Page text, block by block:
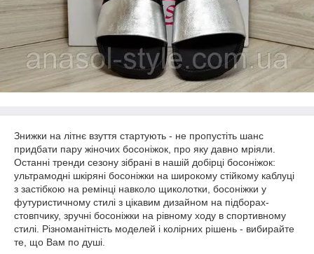
Знижки на літнє взуття стартують - не пропустіть шанс
придбати пару жіночих босоніжок, про яку давно мріяли.
Останні тренди сезону зібрані в нашій добірці босоніжок:
ультрамодні шкіряні босоніжки на широкому стійкому каблуці
з застібкою на ремінці навколо щиколотки, босоніжки у
футуристичному стилі з цікавим дизайном на підборах-
стовпчику, зручні босоніжки на рівному ходу в спортивному
стилі. Різноманітність моделей і колірних рішень - вибирайте
те, що Вам по душі.